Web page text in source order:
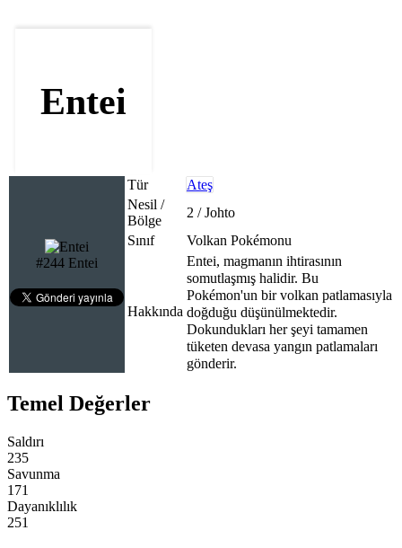
Entei
#244 Entei
Tür
Ateş
Nesil /
Bölge
2 / Johto
Sınıf
Volkan Pokémonu
Hakkında
Entei, magmanın ihtirasının
somutlaşmış halidir. Bu
Pokémon'un bir volkan patlamasıyla
doğduğu düşünülmektedir.
Dokundukları her şeyi tamamen
tüketen devasa yangın patlamaları
gönderir.
Temel Değerler
Saldırı
235
Savunma
171
Dayanıklılık
251